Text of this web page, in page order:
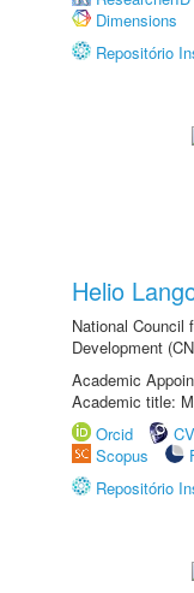
Dimensions
Repositório
Helio
National Council
Development
Academic
Academic title:
Orcid
Scopus
Repositório